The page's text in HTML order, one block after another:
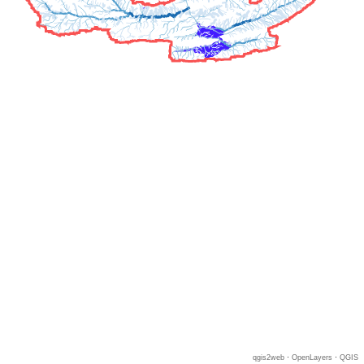
qgis2web ·OpenLayers ·QGIS